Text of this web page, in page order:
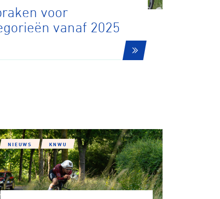
voor
vanaf 2025
NIEUWS KNWU
Cycling